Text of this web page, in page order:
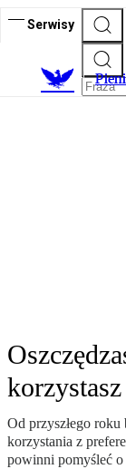
Serwisy
P
Od przyszłego
korzystania z
powinni pomyśleć